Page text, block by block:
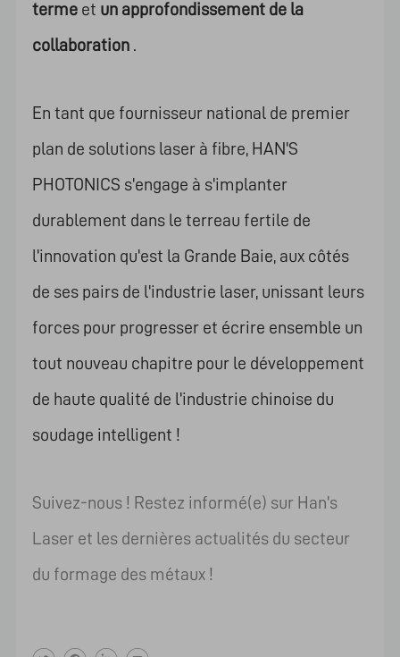
termeet un approfondissement de la
collaboration.
En tant que fournisseur national de premier
plan de solutions laser à fibre, HAN'S
PHOTONICS s'engage à s'implanter
durablement dans le terreau fertile de
l'innovation qu'est la Grande Baie, aux côtés
de ses pairs de l'industrie laser, unissant leurs
forces pour progresser et écrire ensemble un
tout nouveau chapitre pour le développement
de haute qualité de l'industrie chinoise du
soudage intelligent !
Suivez-nous ! Restez informé(e) sur Han's
Laser et les dernières actualités du secteur
du formage des métaux !